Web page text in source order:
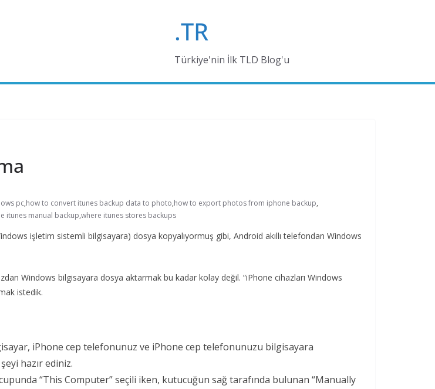
.TR
Türkiye'nin İlk TLD Blog'u
pc,how to convert itunes backup data to photo,how to export photos from iphone backup,
itunes manual backup,where itunes stores backups
işletim sistemli bilgisayara) dosya kopyalıyormuş gibi, Android akıllı telefondan Windows
Windows bilgisayara dosya aktarmak bu kadar kolay değil. “iPhone cihazları Windows
istedik.
iPhone cep telefonunuz ve iPhone cep telefonunuzu bilgisayara
hazır ediniz.
“This Computer” seçili iken, kutucuğun sağ tarafında bulunan “Manually